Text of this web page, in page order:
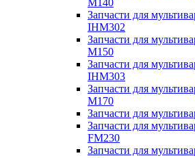
M140
Запчасти для
IHM302
Запчасти для
M150
Запчасти для
IHM303
Запчасти для
M170
Запчасти для
Запчасти для
FM230
Запчасти для